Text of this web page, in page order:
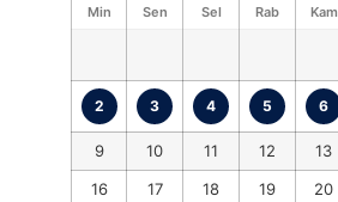
Min Sen Sel Rab Kam
2 3 4 5 6
9 10 11 12 13
16
17 18 19 20